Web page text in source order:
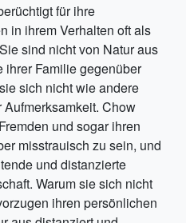
für ihre
in ihrem Verhalten oft als
sind nicht von Natur aus
Familie gegenüber
sich nicht wie andere
Chow
und sogar ihren
misstrauisch zu sein, und
und distanzierte
Warum sie sich nicht
ihren persönlichen